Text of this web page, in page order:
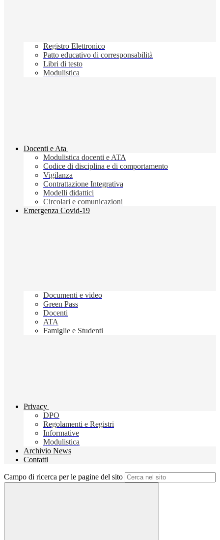
Registro Elettronico
Patto educativo di corresponsabilità
Libri di testo
Modulistica
Docenti e Ata
Modulistica docenti e ATA
Codice di disciplina e di comportamento
Vigilanza
Contrattazione Integrativa
Modelli didattici
Circolari e comunicazioni
Emergenza Covid-19
Documenti e video
Green Pass
Docenti
ATA
Famiglie e Studenti
Privacy
DPO
Regolamenti e Registri
Informative
Modulistica
Archivio News
Contatti
Campo di ricerca per le pagine del sito